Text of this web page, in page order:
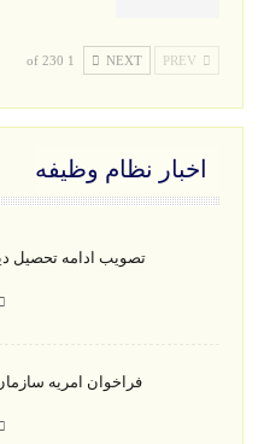
NEXT
1 of 230
اخبار نظام وظیفه
تصویب ادامه تحصیل
فراخوان امریه سازمان